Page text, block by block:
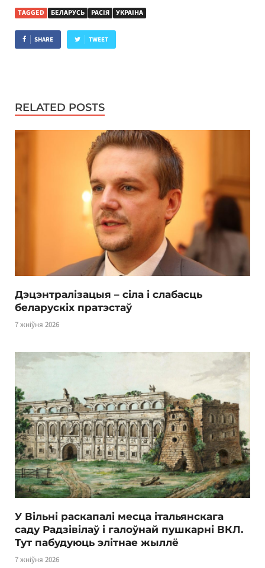
TAGGED БЕЛАРУСЬ РАСІЯ УКРАІНА
SHARE TWEET
RELATED POSTS
Дэцэнтралізацыя – сіла і слабасць
беларускіх пратэстаў
7 жніўня 2026
У Вільні раскапалі месца італьянскага
саду Радзівілаў і галоўнай пушкарні ВКЛ.
Тут пабудуюць элітнае жыллё
7 жніўня 2026